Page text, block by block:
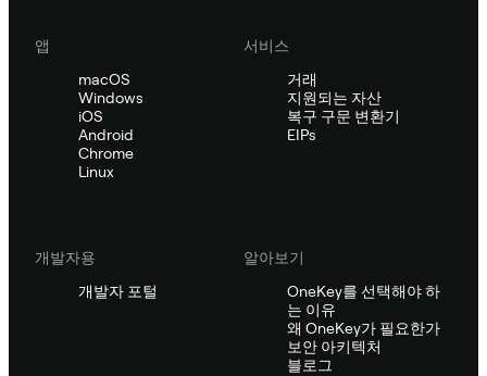
앱
macOS
Windows
iOS
Android
Chrome
Linux
서비스
거래
지원되는 자산
복구 구문 변환기
EIPs
개발자용
개발자 포털
알아보기
OneKey를 선택해야 하
는 이유
왜 OneKey가 필요한가
보안 아키텍처
블로그